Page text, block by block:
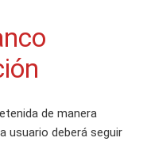
de manera
usuario deberá seguir